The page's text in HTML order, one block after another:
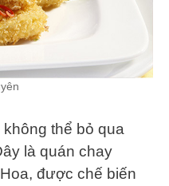
thể bỏ qua
là quán chay
được chế biến